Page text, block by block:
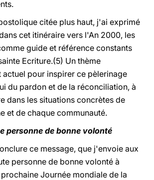
citée plus haut, j'ai exprimé
cet itinéraire vers l'An 2000, les
guide et référence constants
Ecriture.(5) Un thème
actuel pour inspirer ce pèlerinage
du pardon et de la réconciliation, à
dans les situations concrètes de
et de chaque communauté.
personne de bonne volonté
ce message, que j'envoie aux
personne de bonne volonté à
Journée mondiale de la